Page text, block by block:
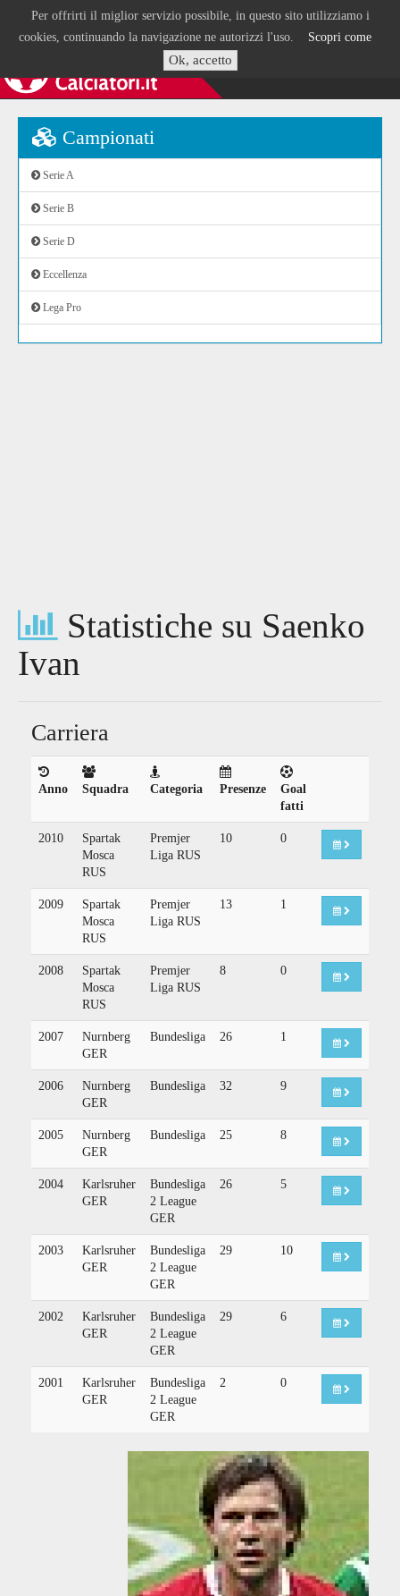
Per offrirti il miglior servizio possibile, in questo sito utilizziamo i
cookies, continuando la navigazione ne autorizzi l'uso. Scopri come
Ok, accetto
Campionati
Serie A
Serie B
Serie D
Eccellenza
Lega Pro
Statistiche su Saenko
Ivan
Carriera
Anno Squadra Categoria Presenze
Goal
fatti
2010
Spartak
Mosca
RUS
Premjer
Liga RUS
10 0
2009
Spartak
Mosca
RUS
Premjer
Liga RUS
13 1
2008
Spartak
Mosca
RUS
Premjer
Liga RUS
8 0
2007
Nurnberg
GER
Bundesliga 26 1
2006
Nurnberg
GER
Bundesliga 32 9
2005
Nurnberg
GER
Bundesliga 25 8
2004
Karlsruher
GER
Bundesliga
2 League
GER
26 5
2003
Karlsruher
GER
Bundesliga
2 League
GER
29 10
2002
Karlsruher
GER
Bundesliga
2 League
GER
29 6
2001
Karlsruher
GER
Bundesliga
2 League
GER
2 0